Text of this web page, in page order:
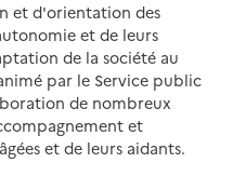
et d'orientation des
et de leurs
de la société au
par le Service public
de nombreux
et
et de leurs aidants.